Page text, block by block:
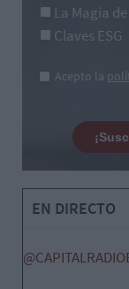
La Magia
Claves ESG
Acepto la
EN DIRECTO